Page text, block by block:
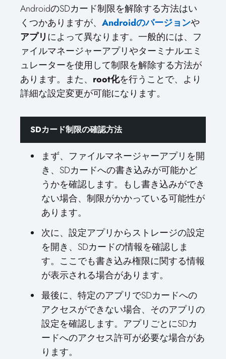
AndroidのSDカード制限を解除する方法はい
くつかありますが、 Androidのバージョンや
アプリによって異なります。一般的には、フ
ァイルマネージャーアプリやターミナルエミ
ュレーターを使用して制限を解除する方法が
あります。また、 root化を行うことで、より
詳細な設定変更が可能になります。
SDカード制限の確認方法
まず、ファイルマネージャーアプリを開
き、SDカードへの書き込みが可能かど
うかを確認します。もし書き込みができ
ない場合、制限がかかっている可能性が
あります。
次に、設定アプリからストレージの設定
を開き、SDカードの情報を確認しま
す。ここでも書き込み権限に関する情報
が表示される場合があります。
最後に、特定のアプリでSDカードへの
アクセスができない場合、そのアプリの
設定を確認します。アプリごとにSDカ
ードへのアクセス許可が必要な場合があ
ります。